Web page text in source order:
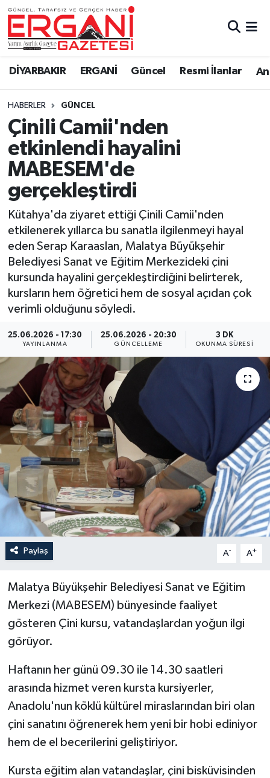
DİYARBAKIR ERGANİ Güncel Resmi İlanlar
HABERLER GÜNCEL
Çinili Camii'nden
etkinlendi hayalini
MABESEM'de
gerçekleştirdi
Kütahya'da ziyaret ettiği Çinili Camii'nden
etkilenerek yıllarca bu sanatla ilgilenmeyi hayal
eden Serap Karaaslan, Malatya Büyükşehir
Belediyesi Sanat ve Eğitim Merkezideki çini
kursunda hayalini gerçekleştirdiğini belirterek,
kursların hem öğretici hem de sosyal açıdan çok
verimli olduğunu söyledi.
25.06.2026 - 17:30
YAYINLANMA
25.06.2026 - 20:30
GÜNCELLEME
3 DK
OKUNMA SÜRESI
Paylaş A- A+
Malatya Büyükşehir Belediyesi Sanat ve Eğitim
Merkezi (MABESEM) bünyesinde faaliyet
gösteren Çini kursu, vatandaşlardan yoğun ilgi
görüyor.
Haftanın her günü 09.30 ile 14.30 saatleri
arasında hizmet veren kursta kursiyerler,
Anadolu'nun köklü kültürel miraslarından biri olan
çini sanatını öğrenerek hem yeni bir hobi ediniyor
hem de el becerilerini geliştiriyor.
Kursta eğitim alan vatandaşlar, çini bisküvisinden
DİYARBAKIR
BİSMİL
BAĞLAR
ERGANİ
Güncel
Eği̇ti̇m
Resmi İlanlar
Sağlık
Si̇yaset
Spor
Yaşam
Dünya
Eği̇ti̇m
Ergani Nöbetçi Eczaneler
Ergani Hava Durumu
Ergani Trafik Yoğunluk Haritası
Süper Lig Puan Durumu ve Fikstür
Tüm Manşetler
Son Dakika Haberleri
Haber Arşivi